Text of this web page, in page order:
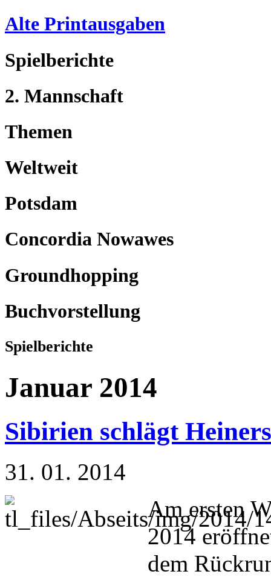
Alte Printausgaben
Spielberichte
2. Mannschaft
Themen
Weltweit
Potsdam
Concordia Nowawes
Groundhopping
Buchvorstellung
Spielberichte
Januar 2014
Sibirien schlägt
31. 01. 2014
Am ersten
2014
dem